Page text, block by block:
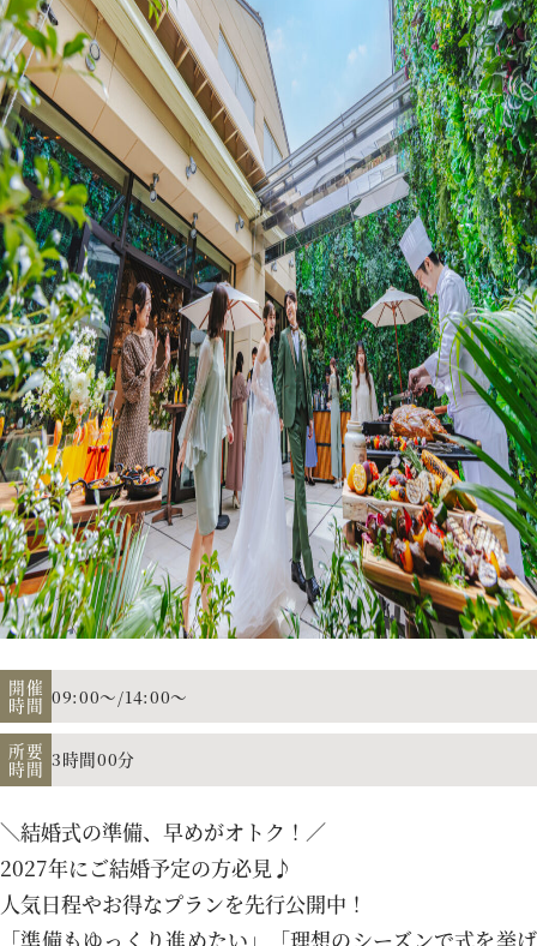
プラン
施設紹介
フォトガイドツアー
ブライダルフェア
ニュース
パーティレポート
アクセス
よくあるご質問
お電話でのご予約・お問い合わせ
TEL.011-633-1111
平日 11:00-19:00、土日祝 10:00-19:00
開催
時間 09:00～/14:00～
所要
時間 3時間00分
＼結婚式の準備、早めがオトク！／
2027年にご結婚予定の方必見♪
人気日程やお得なプランを先行公開中！
「準備もゆっくり進めたい」「理想のシーズンで式を挙げ